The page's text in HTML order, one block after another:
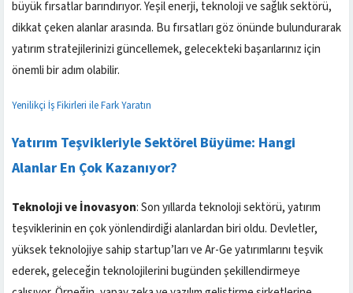
büyük fırsatlar barındırıyor. Yeşil enerji, teknoloji ve sağlık sektörü,
dikkat çeken alanlar arasında. Bu fırsatları göz önünde bulundurarak
yatırım stratejilerinizi güncellemek, gelecekteki başarılarınız için
önemli bir adım olabilir.
Yenilikçi İş Fikirleri ile Fark Yaratın
Yatırım Teşvikleriyle Sektörel Büyüme: Hangi
Alanlar En Çok Kazanıyor?
Teknoloji ve İnovasyon: Son yıllarda teknoloji sektörü, yatırım
teşviklerinin en çok yönlendirdiği alanlardan biri oldu. Devletler,
yüksek teknolojiye sahip startup’ları ve Ar-Ge yatırımlarını teşvik
ederek, geleceğin teknolojilerini bugünden şekillendirmeye